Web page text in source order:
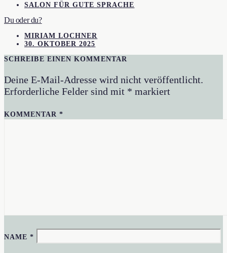
SALON FÜR GUTE SPRACHE
Du oder du?
MIRIAM LOCHNER
30. OKTOBER 2025
SCHREIBE EINEN KOMMENTAR
Deine E-Mail-Adresse wird nicht veröffentlicht.
Erforderliche Felder sind mit * markiert
KOMMENTAR*
NAME*